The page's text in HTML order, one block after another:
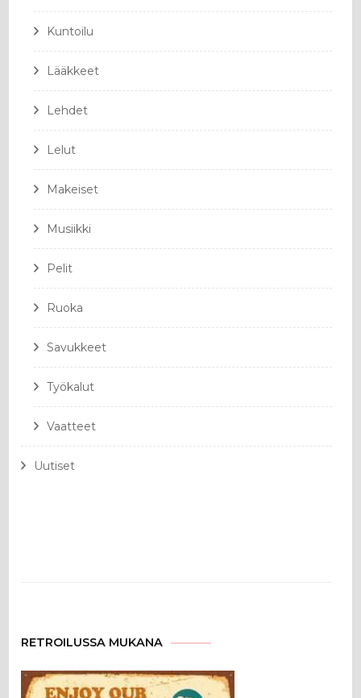
Kuntoilu
Lääkkeet
Lehdet
Lelut
Makeiset
Musiikki
Pelit
Ruoka
Savukkeet
Työkalut
Vaatteet
Uutiset
RETROILUSSA MUKANA